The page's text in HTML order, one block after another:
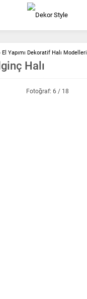
El Yapımı Dekoratif Halı Modelleri
Halı
Fotoğraf: 6 / 18